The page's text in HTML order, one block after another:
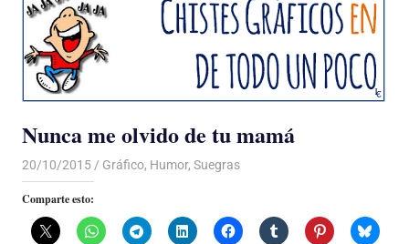
Nunca me olvido de tu mamá
20/10/2015 Luis Castellanos
Gráfico, Humor, Suegras
Comparte esto: